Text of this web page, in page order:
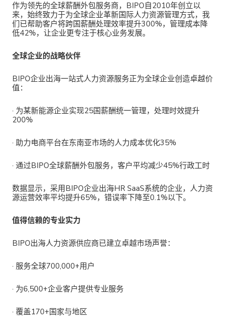
作为领先的全球薪酬外包服务商，BIPO自2010年创立以
来，始终致力于为全球企业革新国际人力资源管理方式，我
们已帮助客户将跨国薪酬处理效率提升300%，管理成本降
低42%，让企业更专注于核心业务发展。
全球企业的战略伙伴
BIPO企业出海一站式人力资源服务正为全球企业创造卓越价
值：
· 为某新能源企业实现25国薪酬统一管理，处理时效提升
200%
· 助力电商平台在东南亚市场的人力成本优化35%
· 通过BIPO全球薪酬外包服务，客户平均减少45%行政工时
数据显示，采用BIPO企业出海HR SaaS系统的企业，人力资
源运营效率平均提升65%，错误率下降至0.1%以下。
值得信赖的专业实力
BIPO出海人力资源供应商已建立卓越市场声誉：
· 服务全球700,000+用户
· 为6,500+企业客户提供专业服务
· 覆盖170+国家与地区